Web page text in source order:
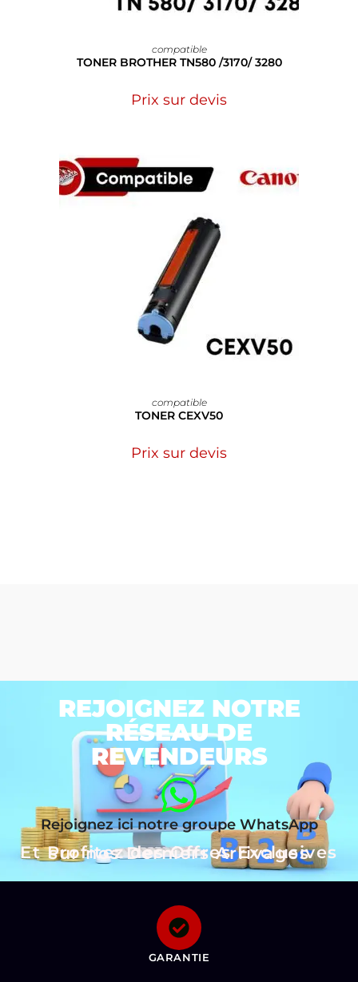
compatible
TONER BROTHER TN580 /3170/ 3280
Prix sur devis
compatible
TONER CEXV50
Prix sur devis
REJOIGNEZ NOTRE
RÉSEAU DE
REVENDEURS
Rejoignez ici notre groupe WhatsApp
Et Profitez des Offres Exclusives sur nos Derniers Arrivages
GARANTIE